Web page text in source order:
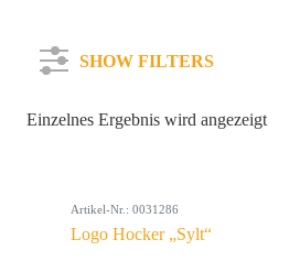
SHOW FILTERS
Farbe
Einzelnes Ergebnis wird angezeigt
Artikel-Nr.: 0031286
Logo Hocker „Sylt“